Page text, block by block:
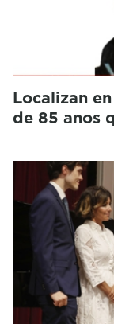
Localizan
de 85 anos